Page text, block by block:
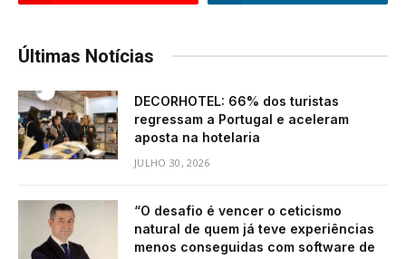
Últimas Notícias
DECORHOTEL: 66% dos turistas
regressam a Portugal e aceleram
aposta na hotelaria
JULHO 30, 2026
“O desafio é vencer o ceticismo
natural de quem já teve experiências
menos conseguidas com software de